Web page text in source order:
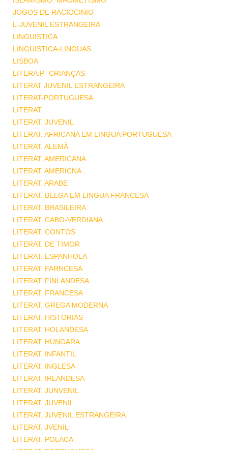
JOGOS DE RACIOCINIO
L-JUVENIL ESTRANGEIRA
LINGUISTICA
LINGUISTICA-LINGUAS
LISBOA
LITERA.P- CRIANÇAS
LITERAT JUVENIL ESTRANGEIRA
LITERAT-PORTUGUESA
LITERAT.
LITERAT. JUVENIL
LITERAT. AFRICANA EM LINGUA PORTUGUESA
LITERAT. ALEMÃ
LITERAT. AMERICANA
LITERAT. AMERICNA
LITERAT. ARABE
LITERAT. BELGA EM LINGUA FRANCESA
LITERAT. BRASILEIRA
LITERAT. CABO-VERDIANA
LITERAT. CONTOS
LITERAT. DE TIMOR
LITERAT. ESPANHOLA
LITERAT. FARNCESA
LITERAT. FINLANDESA
LITERAT. FRANCESA
LITERAT. GREGA MODERNA
LITERAT. HISTORIAS
LITERAT. HOLANDESA
LITERAT. HUNGARA
LITERAT. INFANTIL
LITERAT. INGLESA
LITERAT. IRLANDESA
LITERAT. JUNVENIL
LITERAT. JUVENIL
LITERAT. JUVENIL ESTRANGEIRA
LITERAT. JVENIL
LITERAT. POLACA